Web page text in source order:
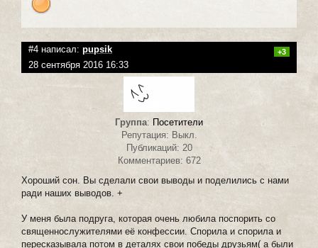
#4 написал: pupsik +3
28 сентября 2016 16:33
Группа: Посетители
Репутация: Выкл.
Публикаций: 20
Комментариев: 672
Хороший сон. Вы сделали свои выводы и поделились с нами
ради наших выводов. +
У меня была подруга, которая очень любила поспорить со
священнослужителями её конфессии. Спорила и спорила и
пересказывала потом в деталях свои победы друзьям( а были